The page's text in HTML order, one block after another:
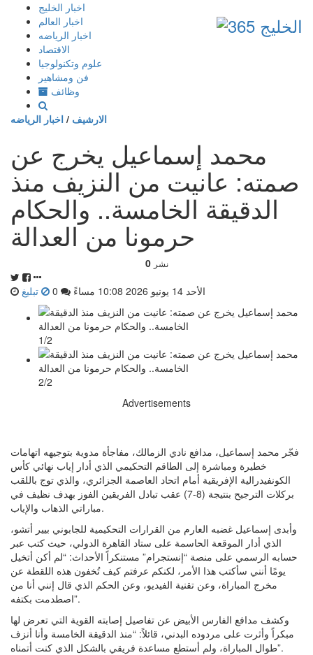
إذهب
المحتوى
اخبار الخليج
اخبار العالم
اخبار الرياضه
الاقتصاد
علوم وتكنولوجيا
فن ومشاهير
وظائف
الارشيف / اخبار الرياضه
محمد إسماعيل يخرج عن
صمته: عانيت من النزيف منذ
الدقيقة الخامسة.. والحكام
حرمونا من العدالة
0 نشر
الأحد 14 يونيو 2026 10:08 مساءً تبليغ
1/2
2/2
Advertisements
فجّر محمد إسماعيل، مدافع نادي الزمالك، مفاجأة مدوية بتوجيهه اتهامات
خطيرة ومباشرة إلى الطاقم التحكيمي الذي أدار إياب نهائي كأس
الكونفيدرالية الإفريقية أمام اتحاد العاصمة الجزائري، والذي توج باللقب
بركلات الترجيح بنتيجة (8-7) عقب تبادل الفريقين الفوز بهدف نظيف في
مباراتي الذهاب والإياب.
وأبدى إسماعيل غضبه العارم من القرارات التحكيمية للجابوني بيير أتشو،
الذي أدار الموقعة الحاسمة على ستاد القاهرة الدولي، حيث كتب عبر
حسابه الرسمي على منصة “إنستجرام” مستنكراً الأحداث: “لم أكن أتخيل
يومًا أنني سأكتب هذا الأمر، لكنكم عرفتم كيف تُخفون هذه اللقطة عن
مخرج المباراة، وعن تقنية الفيديو، وعن الحكم الذي قال إنني أنا من
اصطدمت بكتفه”.
وكشف مدافع الفارس الأبيض عن تفاصيل إصابته القوية التي تعرض لها
مبكراً وأثرت على مردوده البدني، قائلاً: “منذ الدقيقة الخامسة وأنا أنزف
طوال المباراة، ولم أستطع مساعدة فريقي بالشكل الذي كنت أتمناه”.